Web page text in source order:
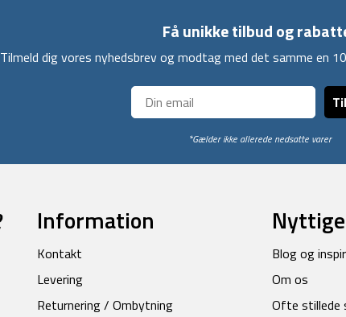
Få unikke tilbud og
Tilmeld dig vores nyhedsbrev og modtag med det samme en
*Gælder ikke allerede nedsatte varer
Information
Kontakt
Levering
Returnering / Ombytning
Blog og
Om os
Ofte stillede